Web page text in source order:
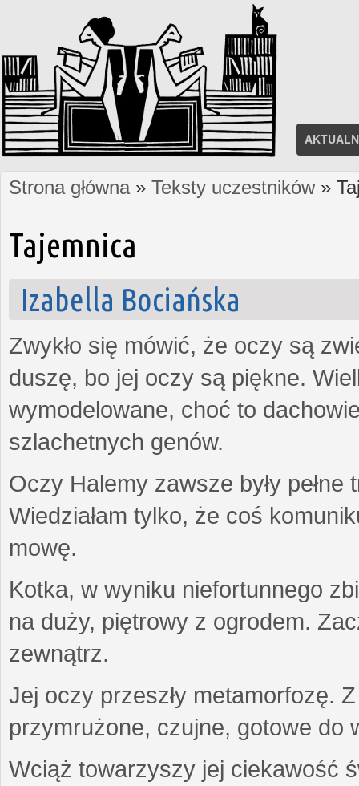
Jesteś tutaj
Strona główna» Teksty uczestników»
Tajemnica
Izabella Bociańska
Zwykło się mówić, że oczy są
duszę, bo jej oczy są piękne.
wymodelowane, choć to
szlachetnych genów.
Oczy Halemy zawsze były
Wiedziałam tylko, że coś
mowę.
Kotka, w wyniku niefortunnego
na duży, piętrowy z ogrodem.
zewnątrz.
Jej oczy przeszły metamorfozę.
przymrużone, czujne, gotowe do
Wciąż towarzyszy jej ciekawość